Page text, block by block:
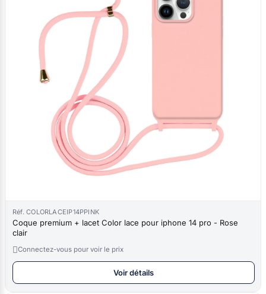
Réf. COLORLACEIP14PPINK
Coque premium + lacet Color lace pour iphone 14 pro - Rose
clair
Connectez-vous pour voir le prix
Voir détails